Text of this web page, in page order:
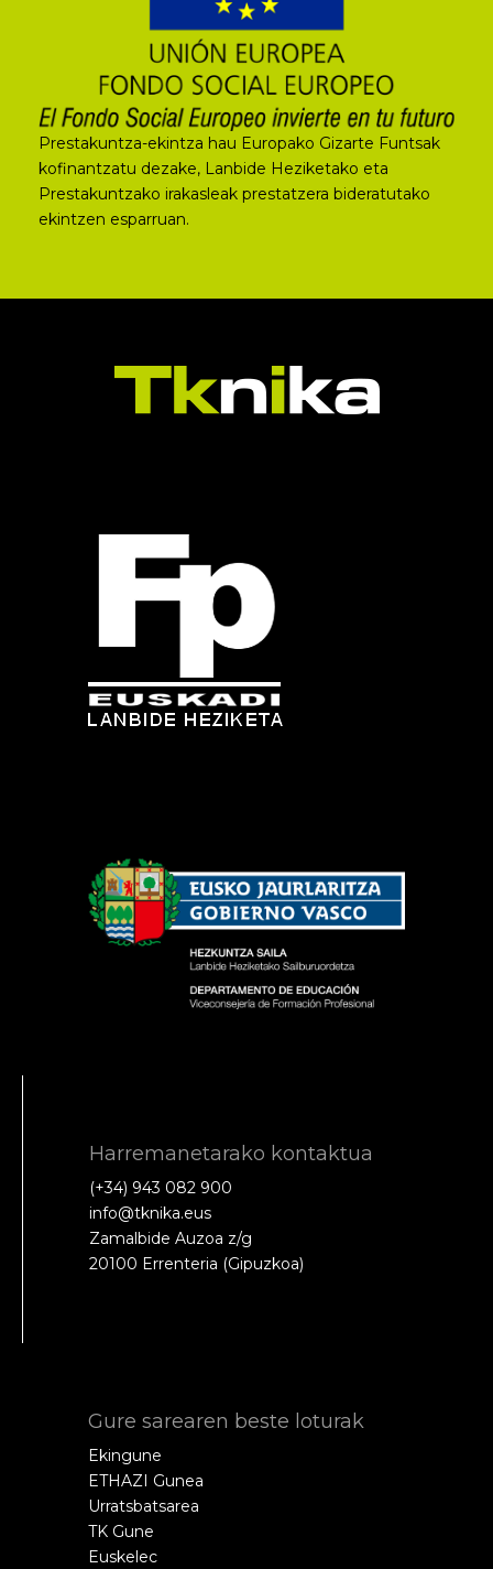
Prestakuntza-ekintza hau Europako Gizarte Funtsak
kofinantzatu dezake, Lanbide Heziketako eta
Prestakuntzako irakasleak prestatzera bideratutako
ekintzen esparruan.
Harremanetarako kontaktua
(+34) 943 082 900
info@tknika.eus
Zamalbide Auzoa z/g
20100 Errenteria (Gipuzkoa)
Gure sarearen beste loturak
Ekingune
ETHAZI Gunea
Urratsbatsarea
TK Gune
Euskelec